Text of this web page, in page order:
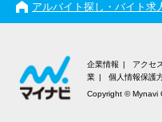
アルバイト探し・バイト求
企業情報 アクセス
業
個人情報保護
Copyright © Mynavi